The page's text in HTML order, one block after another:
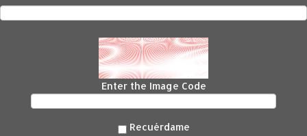
Enter the Image Code
Recuérdame